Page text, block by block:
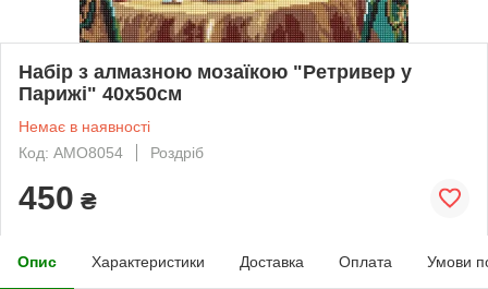
Набір з алмазною мозаїкою "Ретривер у
Парижі" 40х50см
Немає в наявності
Код: AMO8054
Роздріб
450 ₴
Опис Характеристики Доставка Оплата Умови